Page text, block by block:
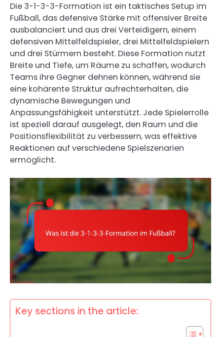
Die 3-1-3-3-Formation ist ein taktisches Setup im
Fußball, das defensive Stärke mit offensiver Breite
ausbalanciert und aus drei Verteidigern, einem
defensiven Mittelfeldspieler, drei Mittelfeldspielern
und drei Stürmern besteht. Diese Formation nutzt
Breite und Tiefe, um Räume zu schaffen, wodurch
Teams ihre Gegner dehnen können, während sie
eine kohärente Struktur aufrechterhalten, die
dynamische Bewegungen und
Anpassungsfähigkeit unterstützt. Jede Spielerrolle
ist speziell darauf ausgelegt, den Raum und die
Positionsflexibilität zu verbessern, was effektive
Reaktionen auf verschiedene Spielszenarien
ermöglicht.
Key sections in the article: